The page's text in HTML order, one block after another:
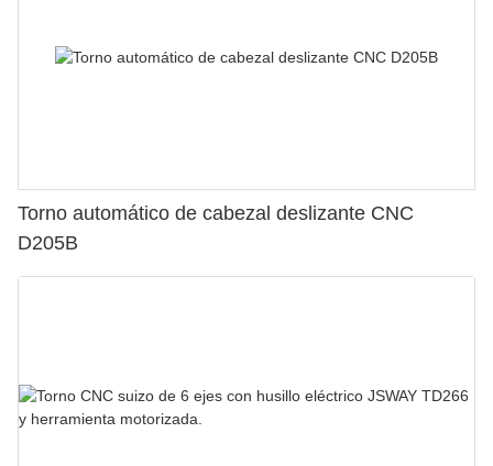
Torno automático de cabezal deslizante CNC
D205B